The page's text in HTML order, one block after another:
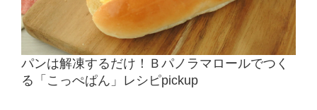
よくあるご質問
パンは解凍するだけ！Ｂパノラマロールでつく
る「こっぺぱん」レシピpickup